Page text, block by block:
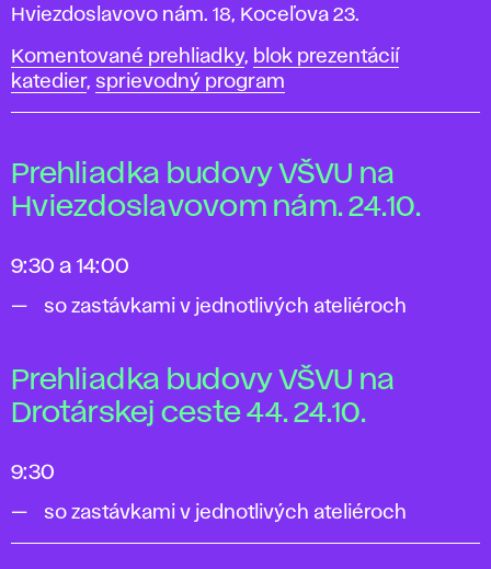
Hviezdoslavovo nám. 18, Koceľova 23.
Komentované prehliadky, blok prezentácií
katedier, sprievodný program
Prehliadka budovy VŠVU na
Hviezdoslavovom nám. 24.10.
9:30 a 14:00
so zastávkami v jednotlivých ateliéroch
Prehliadka budovy VŠVU na
Drotárskej ceste 44. 24.10.
9:30
so zastávkami v jednotlivých ateliéroch